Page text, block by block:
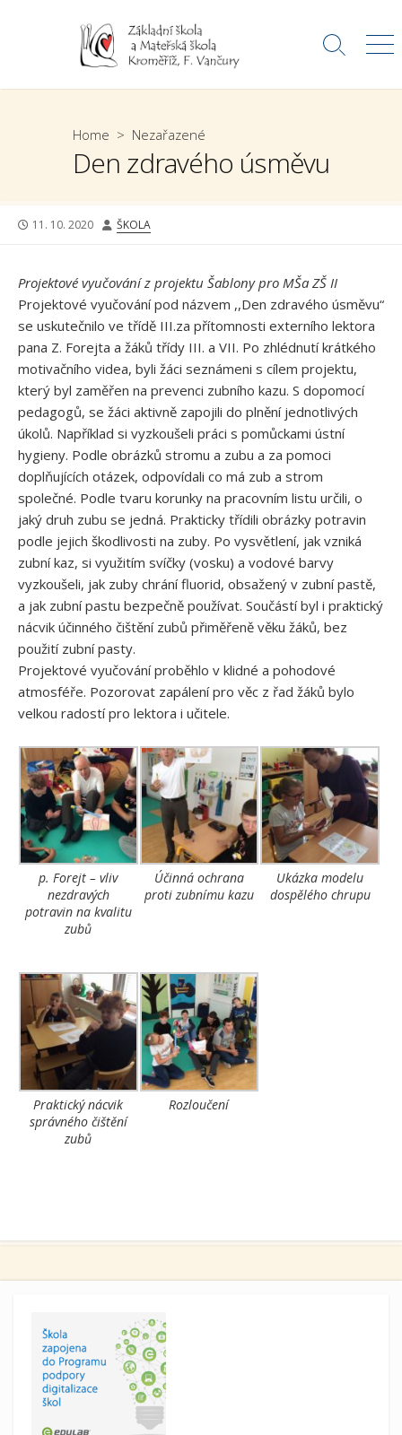
Search
Home > Nezařazené
Den zdravého úsměvu
PUBLISHED
11. 10. 2020 AUTHOR
ŠKOLA
Projektové vyučování z projektu Šablony pro MŠa ZŠ II
Projektové vyučování pod názvem ,,Den zdravého úsměvu“
se uskutečnilo ve třídě III.za přítomnosti externího lektora
pana Z. Forejta a žáků třídy III. a VII. Po zhlédnutí krátkého
motivačního videa, byli žáci seznámeni s cílem projektu,
který byl zaměřen na prevenci zubního kazu. S dopomocí
pedagogů, se žáci aktivně zapojili do plnění jednotlivých
úkolů. Například si vyzkoušeli práci s pomůckami ústní
hygieny. Podle obrázků stromu a zubu a za pomoci
doplňujících otázek, odpovídali co má zub a strom
společné. Podle tvaru korunky na pracovním listu určili, o
jaký druh zubu se jedná. Prakticky třídili obrázky potravin
podle jejich škodlivosti na zuby. Po vysvětlení, jak vzniká
zubní kaz, si využitím svíčky (vosku) a vodové barvy
vyzkoušeli, jak zuby chrání fluorid, obsažený v zubní pastě,
a jak zubní pastu bezpečně používat. Součástí byl i praktický
nácvik účinného čištění zubů přiměřeně věku žáků, bez
použití zubní pasty.
Projektové vyučování proběhlo v klidné a pohodové
atmosféře. Pozorovat zapálení pro věc z řad žáků bylo
velkou radostí pro lektora i učitele.
p. Forejt – vliv
nezdravých
potravin na kvalitu
zubů
Účinná ochrana
proti zubnímu kazu
Ukázka modelu
dospělého chrupu
Praktický nácvik
správného čištění
zubů
Rozloučení